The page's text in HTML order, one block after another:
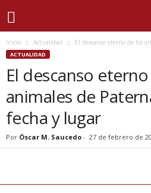
Inicio Actualidad El descanso eterno de los
ACTUALIDAD
El descanso
animales de
fecha y lugar
Por Óscar M. Saucedo - 27 de febrero de